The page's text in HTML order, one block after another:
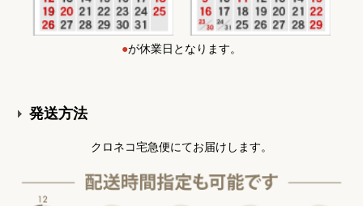
●が休業日となります。
発送方法
クロネコ宅急便にてお届けします。